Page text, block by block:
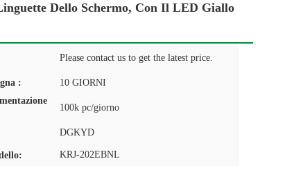
Dello Schermo, Con Il LED Giallo
Please contact us to get the latest price.
: 10 GIORNI
100k pc/giorno
DGKYD
KRJ-202EBNL